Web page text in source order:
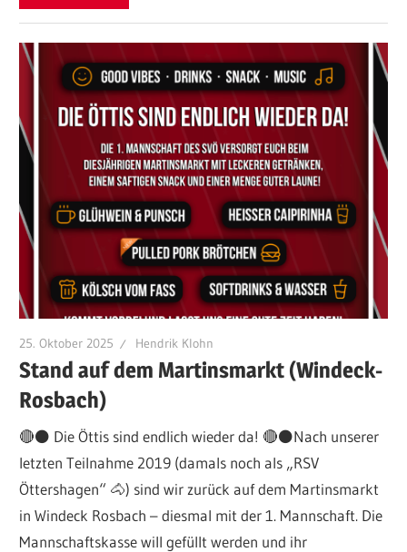
25. Oktober 2025 Hendrik Klohn
Stand auf dem Martinsmarkt (Windeck-
Rosbach)
🔴⚫️ Die Öttis sind endlich wieder da! 🔴⚫️Nach unserer
letzten Teilnahme 2019 (damals noch als „RSV
Öttershagen“ 🐴) sind wir zurück auf dem Martinsmarkt
in Windeck Rosbach – diesmal mit der 1. Mannschaft. Die
Mannschaftskasse will gefüllt werden und ihr